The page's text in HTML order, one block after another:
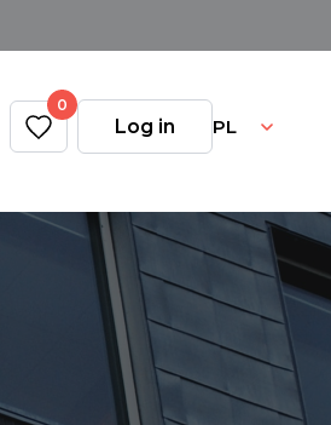
0
Log in PL